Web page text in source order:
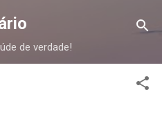
o conteúdo principal
de verdade!